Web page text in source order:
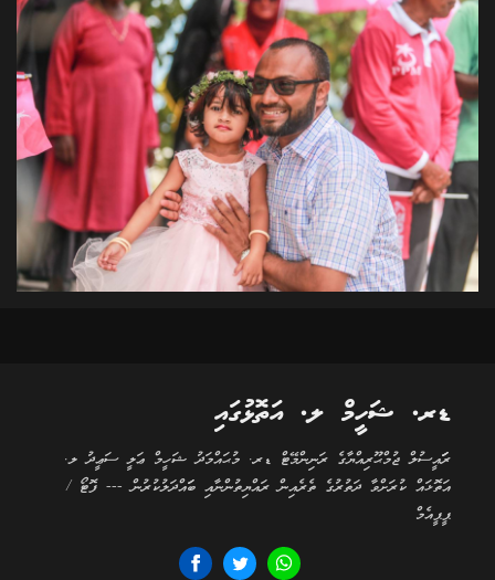
ޑރ. ޝަހީމް ލ. އަތޮޅުގައި
ރަަައީސުލް ޖުމްޙޫރިއްޔާގެ ރަނިންމޭޓް ޑރ. މުޙައްމަދު ޝަހީމް ޢަލީ ސަޢީދު ލ.
އަތޮޅައް ކުރަށްވާ ދަތުރުގެ ތެރެއިން ރައްޔިތުންނާއި ބަައްދަލުކުރުން --- ފޮޓޯ /
ޕީޕީއެމް